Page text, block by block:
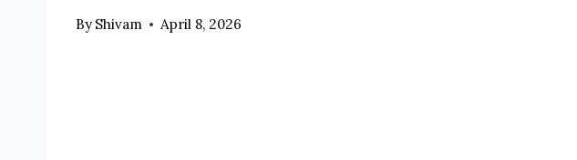
By Shivam April 8, 2026